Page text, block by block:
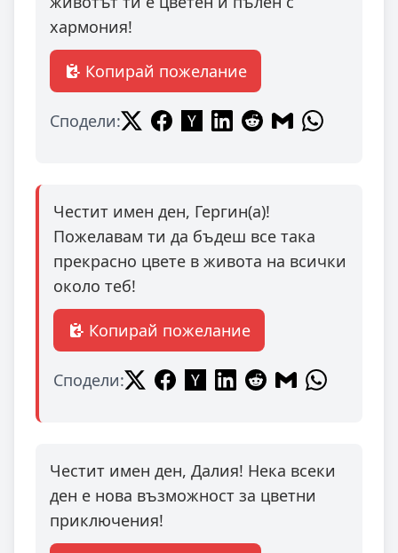
хармония!
Копирай пожелание
Сподели:
Честит имен ден, Гергин(а)!
Пожелавам ти да бъдеш все така
прекрасно цвете в живота на всички
около теб!
Копирай пожелание
Сподели:
Честит имен ден, Далия! Нека всеки
ден е нова възможност за цветни
приключения!